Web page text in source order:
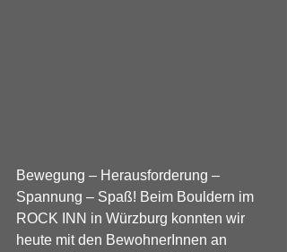
Bewegung – Herausforderung –
Spannung – Spaß! Beim Bouldern im
ROCK INN in Würzburg konnten wir
heute mit den BewohnerInnen an